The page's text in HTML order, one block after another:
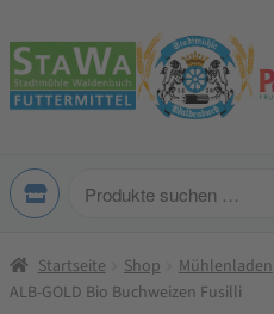
Zur
Navigation
springen
Zum
Inhalt
springen
Produkte
Startseite Shop Mühlenladen
ALB-GOLD Bio Buchweizen Fusilli